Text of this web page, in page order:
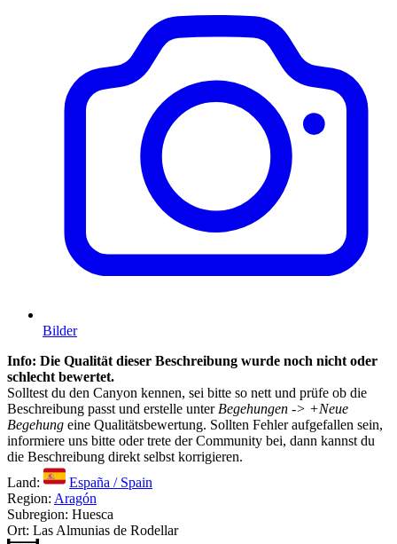
Bilder
Info: Die Qualität dieser Beschreibung wurde noch nicht oder
schlecht bewertet.
Solltest du den Canyon kennen, sei bitte so nett und prüfe ob die
Beschreibung passt und erstelle unter Begehungen -> +Neue
Begehung eine Qualitätsbewertung. Sollten Fehler aufgefallen sein,
informiere uns bitte oder trete der Community bei, dann kannst du
die Beschreibung direkt selbst korrigieren.
Land:
España / Spain
Region: Aragón
Subregion: Huesca
Ort: Las Almunias de Rodellar